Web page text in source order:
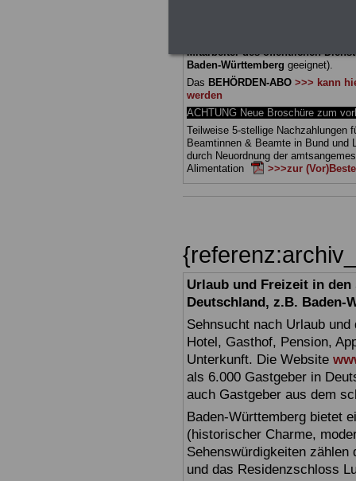
Mitarbeiter des öffentlichen
Baden-Württemberg geeignet).
Das BEHÖRDEN-ABO >>> kann
werden
ACHTUNG Neue Broschüre zum
Teilweise 5-stellige Nachzahlungen
Beamtinnen & Beamte in Bund und
durch Neuordnung der
Alimentation
>>>zur
Urlaub und Freizeit in
Deutschland, z.B. Baden-
Sehnsucht nach Urlaub
Hotel, Gasthof, Pension,
Unterkunft. Die Website
als 6.000 Gastgeber in
auch Gastgeber aus dem
Baden-Württemberg bietet
(historischer Charme,
Sehenswürdigkeiten
und das Residenzschloss